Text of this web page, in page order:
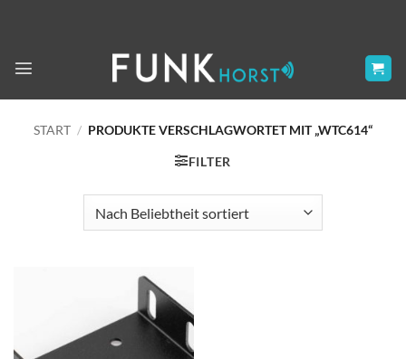
START / PRODUKTE VERSCHLAGWORTET MIT „WTC614“
FILTER